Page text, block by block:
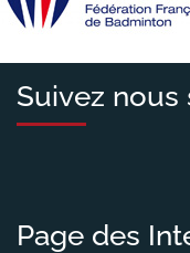
Suivez nous
Page des